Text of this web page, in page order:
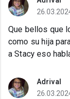
Que bellos que
como su hija
a Stacy eso
Adrival